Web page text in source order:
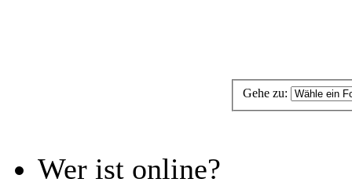
Gehe zu:
Wer ist online?